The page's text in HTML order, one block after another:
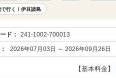
行く！伊豆諸島
ド： 241-1002-700013
2026年07月03日 ～ 2026年09月26日
【基本料金】